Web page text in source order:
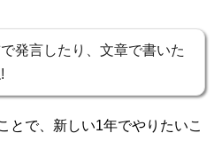
発言したり、文章で書いた
とで、新しい1年でやりたいこ